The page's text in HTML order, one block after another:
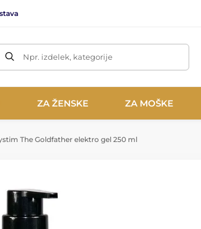
Npr. izdelek, kategorije
ZA ŽENSKE ZA MOŠKE
The Goldfather elektro gel 250 ml